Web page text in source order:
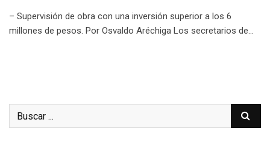
– Supervisión de obra con una inversión superior a los 6
millones de pesos. Por Osvaldo Aréchiga Los secretarios de…